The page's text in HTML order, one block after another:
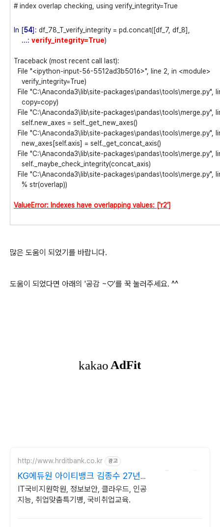
# index overlap checking, using verify_integrity=True
In [54]: df_78_T_verify_integrity = pd.concat([df_7, df_8],
...: verify_integrity=True)
Traceback (most recent call last):
File "<ipython-input-56-5512ad3b5016>", line 2, in <module>
verify_integrity=True)
File "C:\Anaconda3\lib\site-packages\pandas\tools\merge.py",
copy=copy)
File "C:\Anaconda3\lib\site-packages\pandas\tools\merge.py",
self.new_axes = self._get_new_axes()
File "C:\Anaconda3\lib\site-packages\pandas\tools\merge.py",
new_axes[self.axis] = self._get_concat_axis()
File "C:\Anaconda3\lib\site-packages\pandas\tools\merge.py",
self._maybe_check_integrity(concat_axis)
File "C:\Anaconda3\lib\site-packages\pandas\tools\merge.py",
% str(overlap))
ValueError: Indexes have overlapping values: ['r2']
많은 도움이 되었기를 바랍니다.
도움이 되었다면 아래의 '공감 ~♡'를 꾹 눌러주세요. ^^
http://www.hrditbank.co.kr 광고
KG에듀원 아이티뱅크 김종수 27년경
력전문가 IT취업상담
IT국비지원학원, 정보보안, 클라우드, 인공
지능, 취업맞춤특기병, 국비취업교육.